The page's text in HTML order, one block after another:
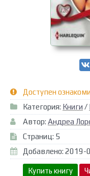
Доступен
Категория: Книги /
Автор: Андреа
Страниц: 5
Добавлено: 2019-
Купить книгу